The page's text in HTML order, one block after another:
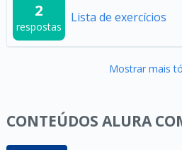
2
respostas
Lista de exercícios
Mostrar mais
CONTEÚDOS ALURA